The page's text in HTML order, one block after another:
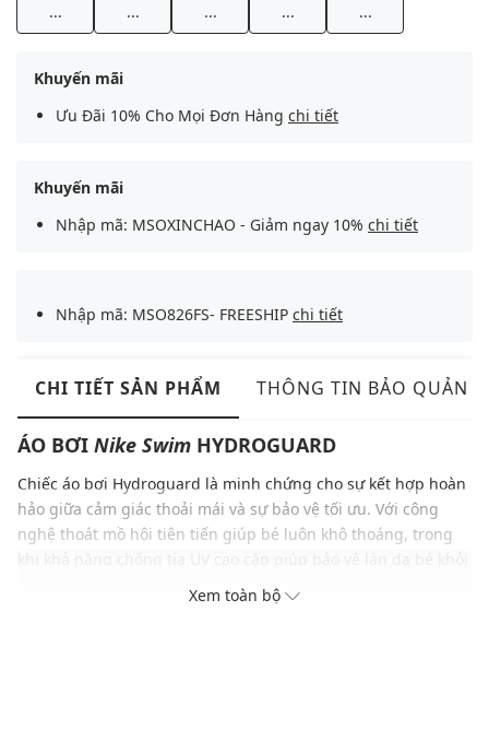
... ... ... ... ...
Khuyến mãi
Ưu Đãi 10% Cho Mọi Đơn Hàng chi tiết
Khuyến mãi
Nhập mã: MSOXINCHAO - Giảm ngay 10% chi tiết
Nhập mã: MSO826FS- FREESHIP chi tiết
CHI TIẾT SẢN PHẨM THÔNG TIN BẢO QUẢN
ÁO BƠI Nike Swim HYDROGUARD
Chiếc áo bơi Hydroguard là minh chứng cho sự kết hợp hoàn
hảo giữa cảm giác thoải mái và sự bảo vệ tối ưu. Với công
nghệ thoát mồ hôi tiên tiến giúp bé luôn khô thoáng, trong
tác động của ánh nắng mặt trời. Đặc biêt, với chất liệu vải
Interlock co giãn, Hydrogua sẽ tạo điều kiện cho bé vận động
Xem toàn bộ